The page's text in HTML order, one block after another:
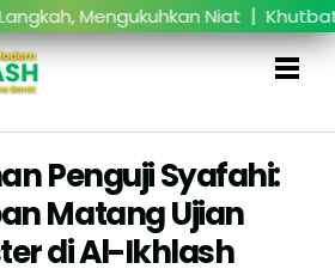
Mengukuhkan Niat|Khutbatul
Penguji Syafahi:
Matang Ujian
di Al-Ikhlash